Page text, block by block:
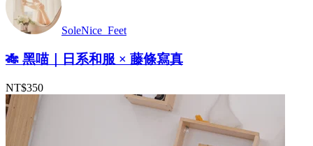
SoleNice_Feet
🎋 黑喵｜日系和服 × 藤條寫真
NT$350